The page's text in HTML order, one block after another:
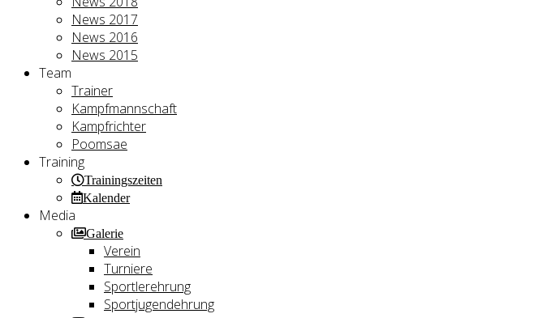
News 2017
News 2016
News 2015
Team
Trainer
Kampfmannschaft
Kampfrichter
Poomsae
Training
Trainingszeiten
Kalender
Media
Galerie
Verein
Turniere
Sportlerehrung
Sportjugendehrung